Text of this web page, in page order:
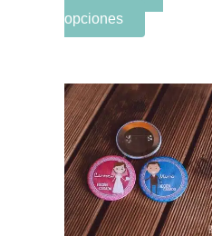
opciones
Este
producto
tiene
múltiples
variantes.
Las